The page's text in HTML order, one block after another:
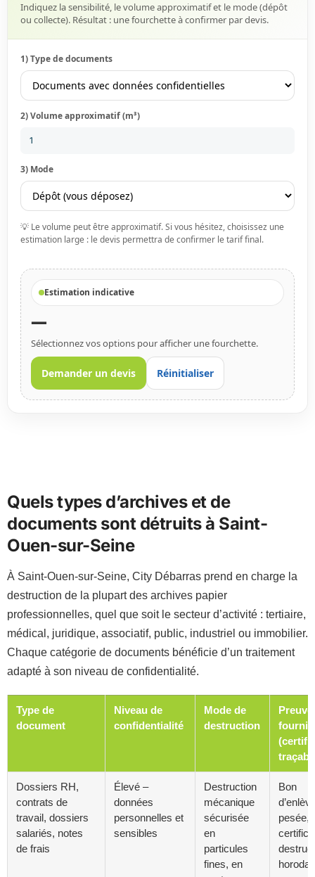
Indiquez la sensibilité, le volume approximatif et le mode (dépôt
ou collecte). Résultat : une fourchette à confirmer par devis.
1) Type de documents
2) Volume approximatif (m³)
3) Mode
💡 Le volume peut être approximatif. Si vous hésitez, choisissez une
estimation large : le devis permettra de confirmer le tarif final.
Estimation indicative
—
Sélectionnez vos options pour afficher une fourchette.
Demander un devis Réinitialiser
Quels types d’archives et de
documents sont détruits à Saint-
Ouen-sur-Seine
À Saint-Ouen-sur-Seine, City Débarras prend en charge la
destruction de la plupart des archives papier
professionnelles, quel que soit le secteur d’activité : tertiaire,
médical, juridique, associatif, public, industriel ou immobilier.
Chaque catégorie de documents bénéficie d’un traitement
adapté à son niveau de confidentialité.
Type de
document
Niveau de
confidentialité
Mode de
destruction
Preuve
fournie
Dossiers RH,
contrats de
travail, dossiers
salariés, notes
de frais
Élevé –
données
personnelles et
sensibles
Destruction
mécanique
sécurisée
en
particules
fines, en
Bon
pesée,